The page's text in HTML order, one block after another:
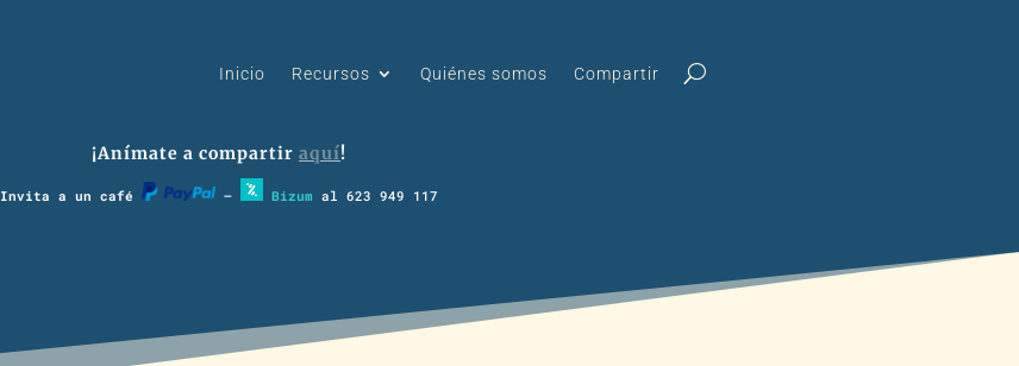
Inicio Recursos Quiénes somos Compartir
¡Anímate a compartir aquí!
Invita a un café – Bizum al 623 949 117